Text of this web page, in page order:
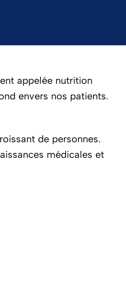
appelée nutrition
envers nos patients.
de personnes.
médicales et